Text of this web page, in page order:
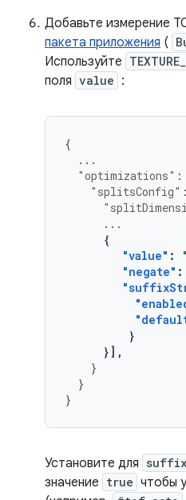
Добавьте измерение
пакета приложения (
Используйте
поля value :
{
...
"optimizations" :
"splitsConfig" :
...
{
"value" :
"negate" :
}
}],
}
}
}
Установите для
значение true чтобы